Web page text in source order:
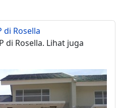
di Rosella
di Rosella. Lihat juga